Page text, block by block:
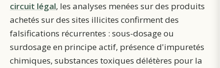
circuit légal, les analyses menées sur des produits
achetés sur des sites illicites confirment des
falsifications récurrentes : sous-dosage ou
surdosage en principe actif, présence d'impuretés
chimiques, substances toxiques délétères pour la